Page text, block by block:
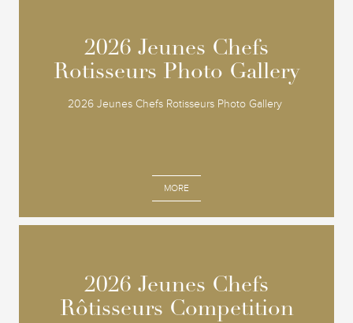
2026 Jeunes Chefs
Rotisseurs Photo Gallery
2026 Jeunes Chefs Rotisseurs Photo Gallery
MORE
2026 Jeunes Chefs
Rotisseurs Photo Gallery
2026 Jeunes Chefs
Rôtisseurs Competition
2026 Jeunes Chefs
Rôtisseurs Competition